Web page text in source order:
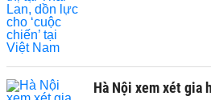
Hà Nội xem xét gia